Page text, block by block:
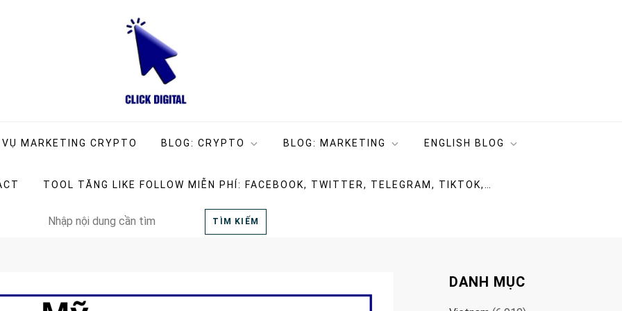
VỤ MARKETING CRYPTO BLOG: CRYPTO BLOG: MARKETING ENGLISH BLOG
TOOL TĂNG LIKE FOLLOW MIỄN PHÍ: FACEBOOK, TWITTER, TELEGRAM, TIKTOK,…
Search
TÌM KIẾM
DANH MỤC